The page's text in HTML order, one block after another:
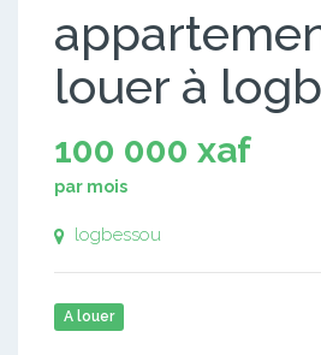
louer à
100 000 xaf
par mois
logbessou
A louer